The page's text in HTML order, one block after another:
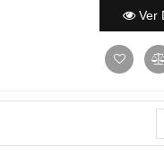
Ver